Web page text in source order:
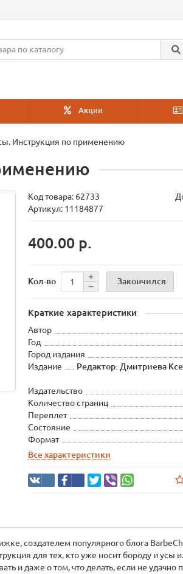
Акции
Инструкция по применению
Код товара: 62733
Артикул: 11184877
400.00 р.
Кол-во Закончился
Краткие характеристики
Автор
Год
Город издания
Издание
Редактор: Дмитриева
Издательство
Количество страниц
Переплет
Состояние
Формат
Все характеристики
создателем популярного блога
для тех, кто уже носит бороду и усы
и даже о том, что делать, если не